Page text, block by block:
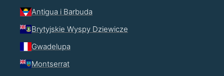
Antigua i Barbuda
Brytyjskie Wyspy Dziewicze
Gwadelupa
Montserrat